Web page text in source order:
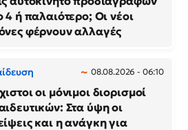
4 ή παλαιότερο; Οι νέοι
φέρνουν αλλαγές
08.08.2026 - 06:10
οι μόνιμοι διορισμοί
Στα ύψη οι
και η ανάγκη για